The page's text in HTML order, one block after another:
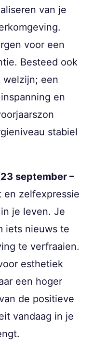
van je
voor een
Besteed ook
welzijn; een
en
stabiel
september –
en zelfexpressie
je leven. Je
iets nieuws te
te verfraaien.
esthetiek
een hoger
de positieve
vandaag in je